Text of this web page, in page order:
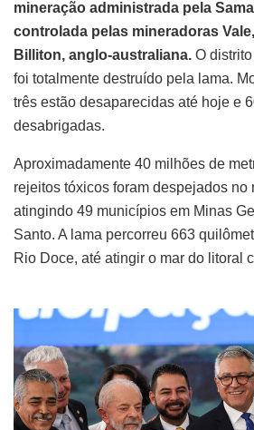
mineração administrada pela
controlada pelas mineradoras
Billiton, anglo-australiana. O
foi totalmente destruído pela lama.
três estão desaparecidas até hoje e
desabrigadas.
Aproximadamente 40 milhões de
rejeitos tóxicos foram despejados no
atingindo 49 municípios em Minas
Santo. A lama percorreu 663
Rio Doce, até atingir o mar do litoral